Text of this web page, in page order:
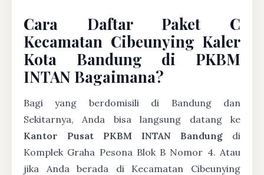
Cara Daftar Paket C
Kecamatan Cibeunying Kaler
Kota Bandung di PKBM
INTAN Bagaimana?
Bagi yang berdomisili di Bandung dan
Sekitarnya, Anda bisa langsung datang ke
Kantor Pusat PKBM INTAN Bandung di
Komplek Graha Pesona Blok B Nomor 4. Atau
jika Anda berada di Kecamatan Cibeunying